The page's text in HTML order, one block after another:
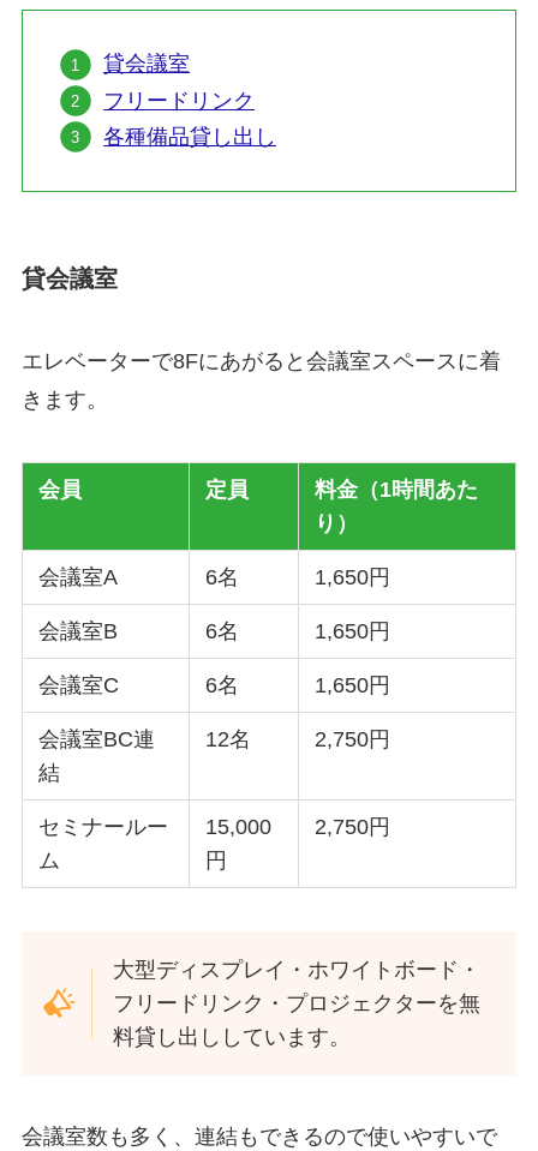
貸会議室
フリードリンク
各種備品貸し出し
貸会議室
エレベーターで8Fにあがると会議室スペースに着
きます。
会員 定員
料金（1時間あた
り）
会議室A 6名 1,650円
会議室B 6名 1,650円
会議室C 6名 1,650円
会議室BC連
結
12名 2,750円
セミナールー
ム
15,000
円
2,750円
大型ディスプレイ・ホワイトボード・
フリードリンク・プロジェクターを無
料貸し出ししています。
会議室数も多く、連結もできるので使いやすいで